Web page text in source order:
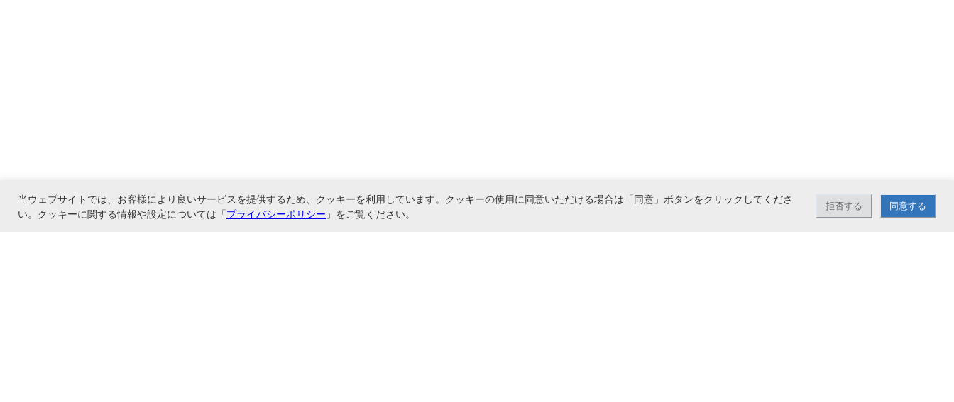
当ウェブサイトでは、お客様により良いサービスを提供するため、クッキーを利用しています。クッキーの使用に同意いただける場合は「同意」ボタンをクリックしてくださ
い。クッキーに関する情報や設定については「プライバシーポリシー 」をご覧ください。
拒否する 同意する